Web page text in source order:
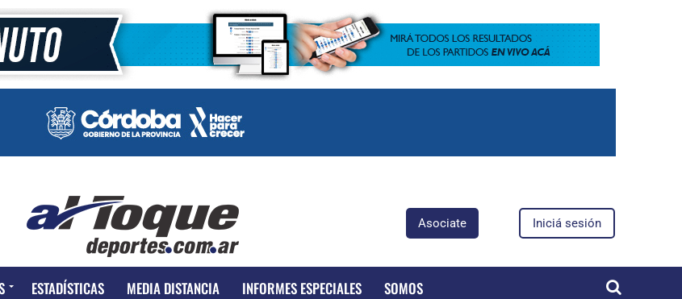
Asociate Iniciá sesión
ESTADÍSTICAS MEDIA DISTANCIA INFORMES ESPECIALES SOMOS